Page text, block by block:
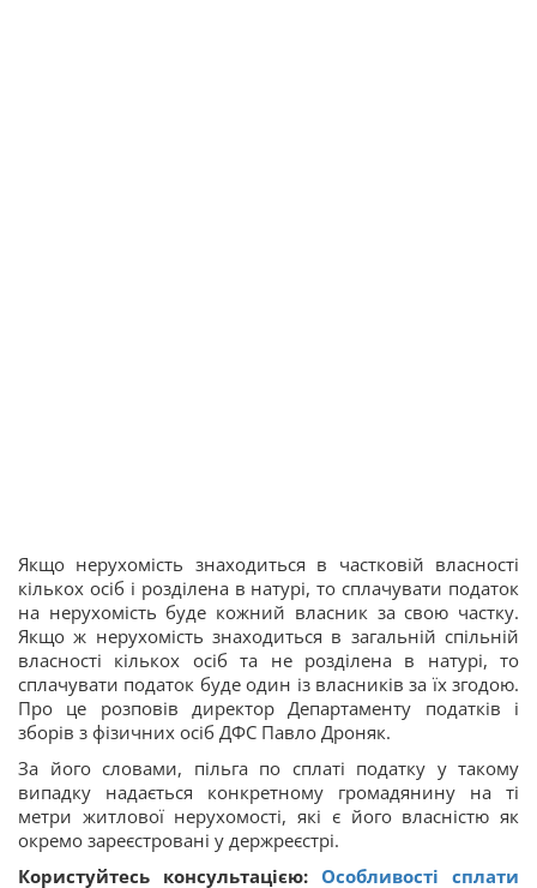
Якщо нерухомість знаходиться в частковій власності
кількох осіб і розділена в натурі, то сплачувати податок
на нерухомість буде кожний власник за свою частку.
Якщо ж нерухомість знаходиться в загальній спільній
власності кількох осіб та не розділена в натурі, то
сплачувати податок буде один із власників за їх згодою.
Про це розповів директор Департаменту податків і
зборів з фізичних осіб ДФС Павло Дроняк.
За його словами, пільга по сплаті податку у такому
випадку надається конкретному громадянину на ті
метри житлової нерухомості, які є його власністю як
окремо зареєстровані у держреєстрі.
Користуйтесь консультацією: Особливості сплати